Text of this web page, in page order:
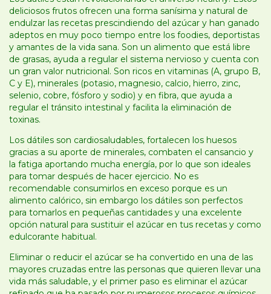
deliciosos frutos ofrecen una forma sanísima y natural de
endulzar las recetas prescindiendo del azúcar y han ganado
adeptos en muy poco tiempo entre los foodies, deportistas
y amantes de la vida sana. Son un alimento que está libre
de grasas, ayuda a regular el sistema nervioso y cuenta con
un gran valor nutricional. Son ricos en vitaminas (A, grupo B,
C y E), minerales (potasio, magnesio, calcio, hierro, zinc,
selenio, cobre, fósforo y sodio) y en fibra, que ayuda a
regular el tránsito intestinal y facilita la eliminación de
toxinas.
Los dátiles son cardiosaludables, fortalecen los huesos
gracias a su aporte de minerales, combaten el cansancio y
la fatiga aportando mucha energía, por lo que son ideales
para tomar después de hacer ejercicio. No es
recomendable consumirlos en exceso porque es un
alimento calórico, sin embargo los dátiles son perfectos
para tomarlos en pequeñas cantidades y una excelente
opción natural para sustituir el azúcar en tus recetas y como
edulcorante habitual.
Eliminar o reducir el azúcar se ha convertido en una de las
mayores cruzadas entre las personas que quieren llevar una
vida más saludable, y el primer paso es eliminar el azúcar